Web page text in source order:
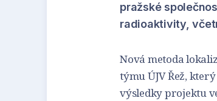
pražské
radioaktivity,
Nová metoda
týmu ÚJV Řež,
výsledky projektu